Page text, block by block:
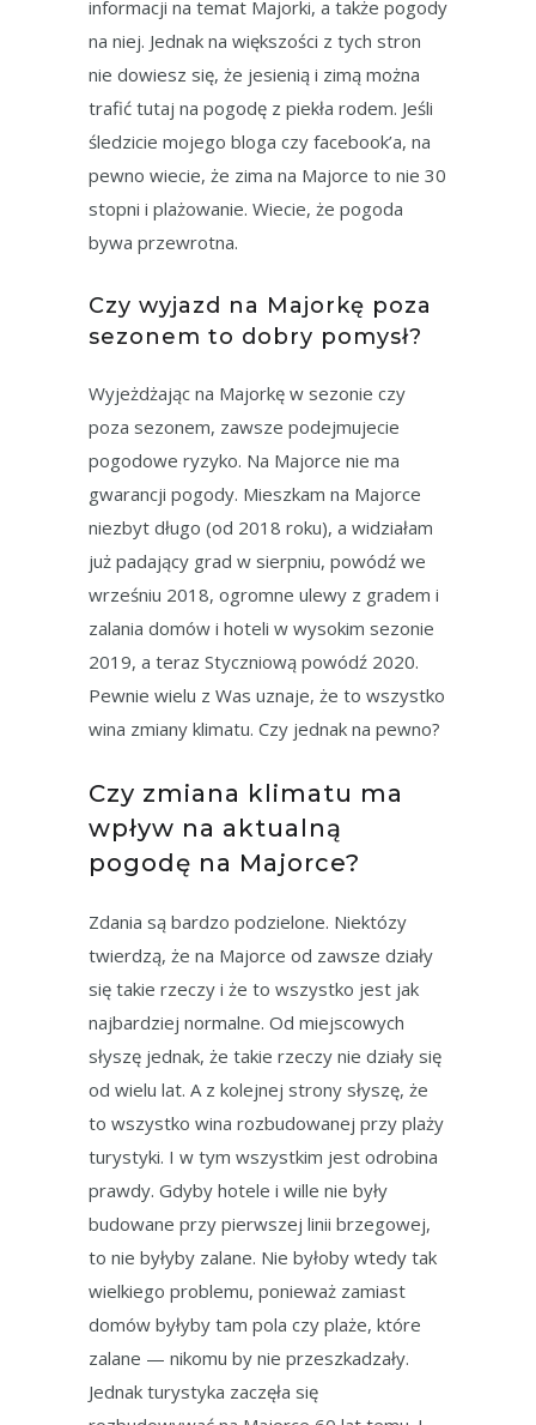
informacji na temat Majorki, a także pogody
na niej. Jednak na większości z tych stron
nie dowiesz się, że jesienią i zimą można
trafić tutaj na pogodę z piekła rodem. Jeśli
śledzicie mojego bloga czy facebook’a, na
pewno wiecie, że zima na Majorce to nie 30
stopni i plażowanie. Wiecie, że pogoda
bywa przewrotna.
Czy wyjazd na Majorkę poza
sezonem to dobry pomysł?
Wyjeżdżając na Majorkę w sezonie czy
poza sezonem, zawsze podejmujecie
pogodowe ryzyko. Na Majorce nie ma
gwarancji pogody. Mieszkam na Majorce
niezbyt długo (od 2018 roku), a widziałam
już padający grad w sierpniu, powódź we
wrześniu 2018, ogromne ulewy z gradem i
zalania domów i hoteli w wysokim sezonie
2019, a teraz Styczniową powódź 2020.
Pewnie wielu z Was uznaje, że to wszystko
wina zmiany klimatu. Czy jednak na pewno?
Czy zmiana klimatu ma
wpływ na aktualną
pogodę na Majorce?
Zdania są bardzo podzielone. Niektózy
twierdzą, że na Majorce od zawsze działy
się takie rzeczy i że to wszystko jest jak
najbardziej normalne. Od miejscowych
słyszę jednak, że takie rzeczy nie działy się
od wielu lat. A z kolejnej strony słyszę, że
to wszystko wina rozbudowanej przy plaży
turystyki. I w tym wszystkim jest odrobina
prawdy. Gdyby hotele i wille nie były
budowane przy pierwszej linii brzegowej,
to nie byłyby zalane. Nie byłoby wtedy tak
wielkiego problemu, ponieważ zamiast
domów byłyby tam pola czy plaże, które
zalane — nikomu by nie przeszkadzały.
Jednak turystyka zaczęła się